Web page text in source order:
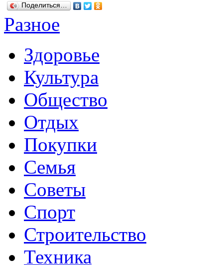
Поделиться…
Разное
Здоровье
Культура
Общество
Отдых
Покупки
Семья
Советы
Спорт
Строительство
Техника